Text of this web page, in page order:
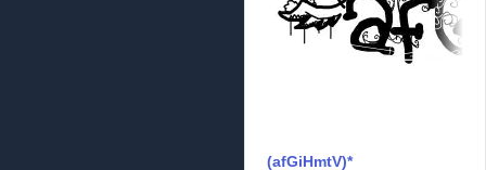
(afGiHmtV)*